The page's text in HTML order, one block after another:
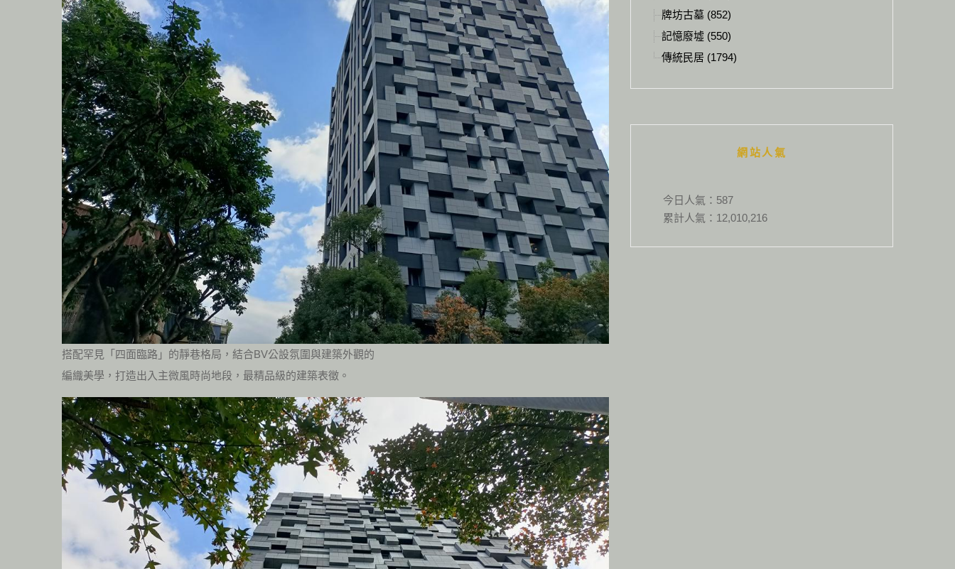
搭配罕見「四面臨路」的靜巷格局，結合BV公設氛圍與建築外觀的
編織美學，打造出入主微風時尚地段，最精品級的建築表徵。
牌坊古墓 (852)
記憶廢墟 (550)
傳統民居 (1794)
網站人氣
今日人氣： 587
累計人氣： 12,010,216